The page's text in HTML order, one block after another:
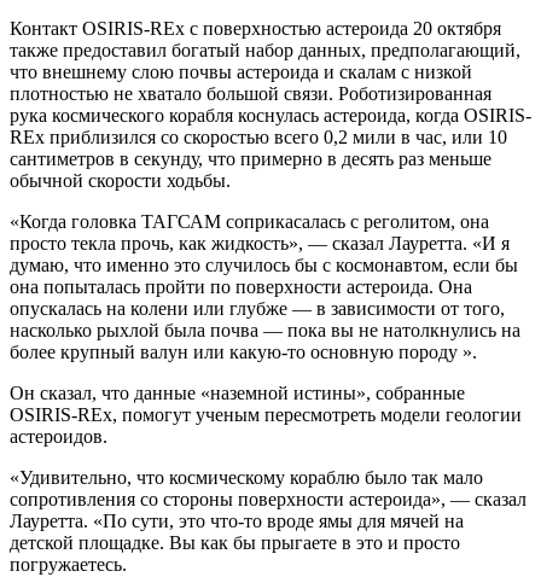
Контакт OSIRIS-REx с поверхностью астероида 20 октября
также предоставил богатый набор данных, предполагающий,
что внешнему слою почвы астероида и скалам с низкой
плотностью не хватало большой связи. Роботизированная
рука космического корабля коснулась астероида, когда OSIRIS-
REx приблизился со скоростью всего 0,2 мили в час, или 10
сантиметров в секунду, что примерно в десять раз меньше
обычной скорости ходьбы.
«Когда головка ТАГСАМ соприкасалась с реголитом, она
просто текла прочь, как жидкость», — сказал Лауретта. «И я
думаю, что именно это случилось бы с космонавтом, если бы
она попыталась пройти по поверхности астероида. Она
опускалась на колени или глубже — в зависимости от того,
насколько рыхлой была почва — пока вы не натолкнулись на
более крупный валун или какую-то основную породу ».
Он сказал, что данные «наземной истины», собранные
OSIRIS-REx, помогут ученым пересмотреть модели геологии
астероидов.
«Удивительно, что космическому кораблю было так мало
сопротивления со стороны поверхности астероида», — сказал
Лауретта. «По сути, это что-то вроде ямы для мячей на
детской площадке. Вы как бы прыгаете в это и просто
погружаетесь.